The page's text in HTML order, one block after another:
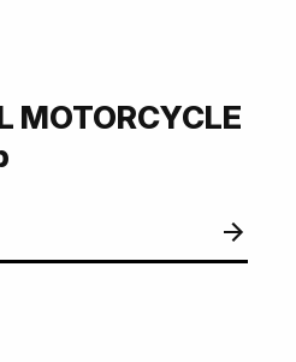
MOTORCYCLE